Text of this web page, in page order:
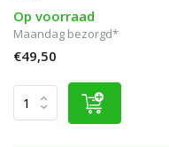
Op voorraad
Maandag bezorgd*
€49,50